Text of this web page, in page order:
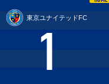
東京ユナイテッドFC
1